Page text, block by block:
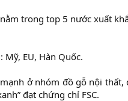
trong top 5 nước xuất
EU, Hàn Quốc.
ở nhóm đồ gỗ nội thất,
đạt chứng chỉ FSC.